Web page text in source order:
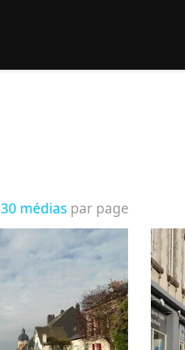
30 médias par page